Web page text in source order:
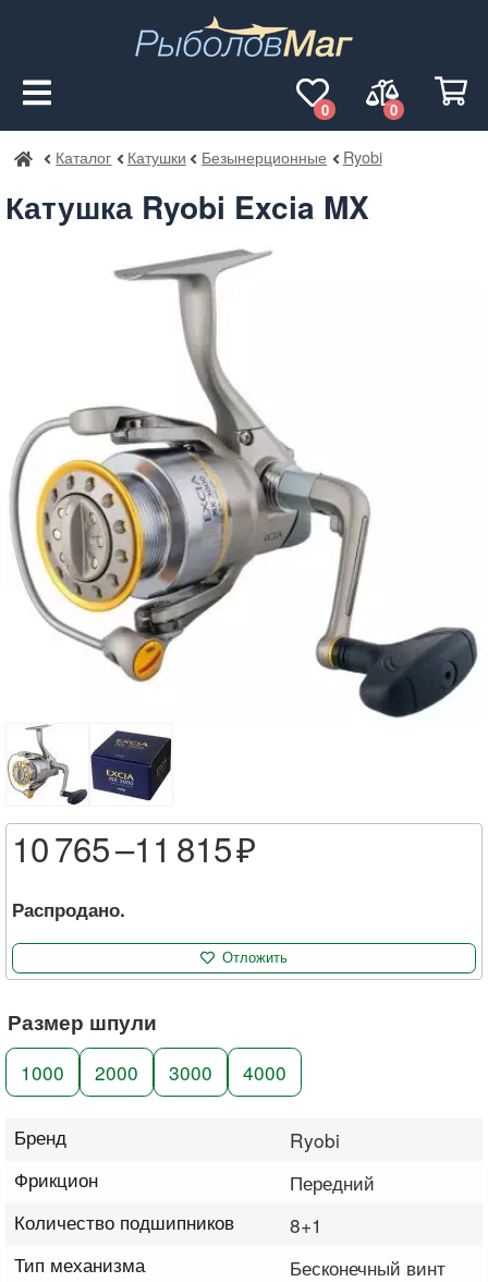
0
0
РыболовМаг
Каталог Катушки Безынерционные Ryobi
Катушка Ryobi Excia MX
Размер шпули
1000 2000 3000 4000
Бренд
Ryobi
Фрикцион
Передний
Количество подшипников
8+1
Тип механизма
Бесконечный винт
10 765 –11 815
Распродано.
Отложить